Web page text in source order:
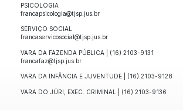
PSICOLOGIA
francapsicologia@tjsp.jus.br
SERVIÇO SOCIAL
francaservicosocial@tjsp.jus.br
VARA DA FAZENDA PÚBLICA | (16) 2103-9131
francafaz@tjsp.jus.br
VARA DA INFÂNCIA E JUVENTUDE | (16) 2103-9128
VARA DO JÚRI, EXEC. CRIMINAL | (16) 2103-9136